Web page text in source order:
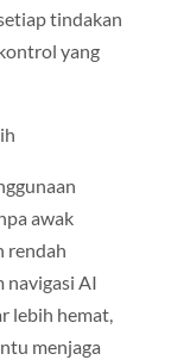
tindakan
yang
awak
rendah
navigasi AI
lebih hemat,
menjaga